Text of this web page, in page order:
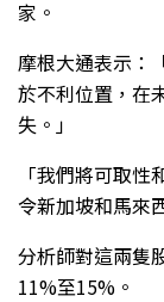
家。
摩根大通表示：
於不利位置，在
失。」
「我們將可取
令新加坡和馬來
分析師對這兩隻
11%至15%。